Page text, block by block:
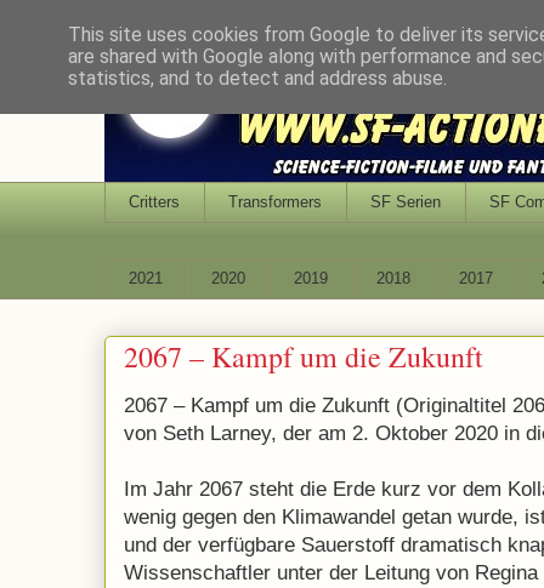
Critters Transformers SF Serien SF
2021 2020 2019 2018 2017
2067 – Kampf um die Zukunft
2067 – Kampf um die Zukunft (Originaltitel
von Seth Larney, der am 2. Oktober 2020 in
Im Jahr 2067 steht die Erde kurz vor dem
wenig gegen den Klimawandel getan wurde,
und der verfügbare Sauerstoff dramatisch
Wissenschaftler unter der Leitung von
This site uses cookies from Google to deliver its
are shared with Google along with performance and
statistics, and to detect and address abuse.